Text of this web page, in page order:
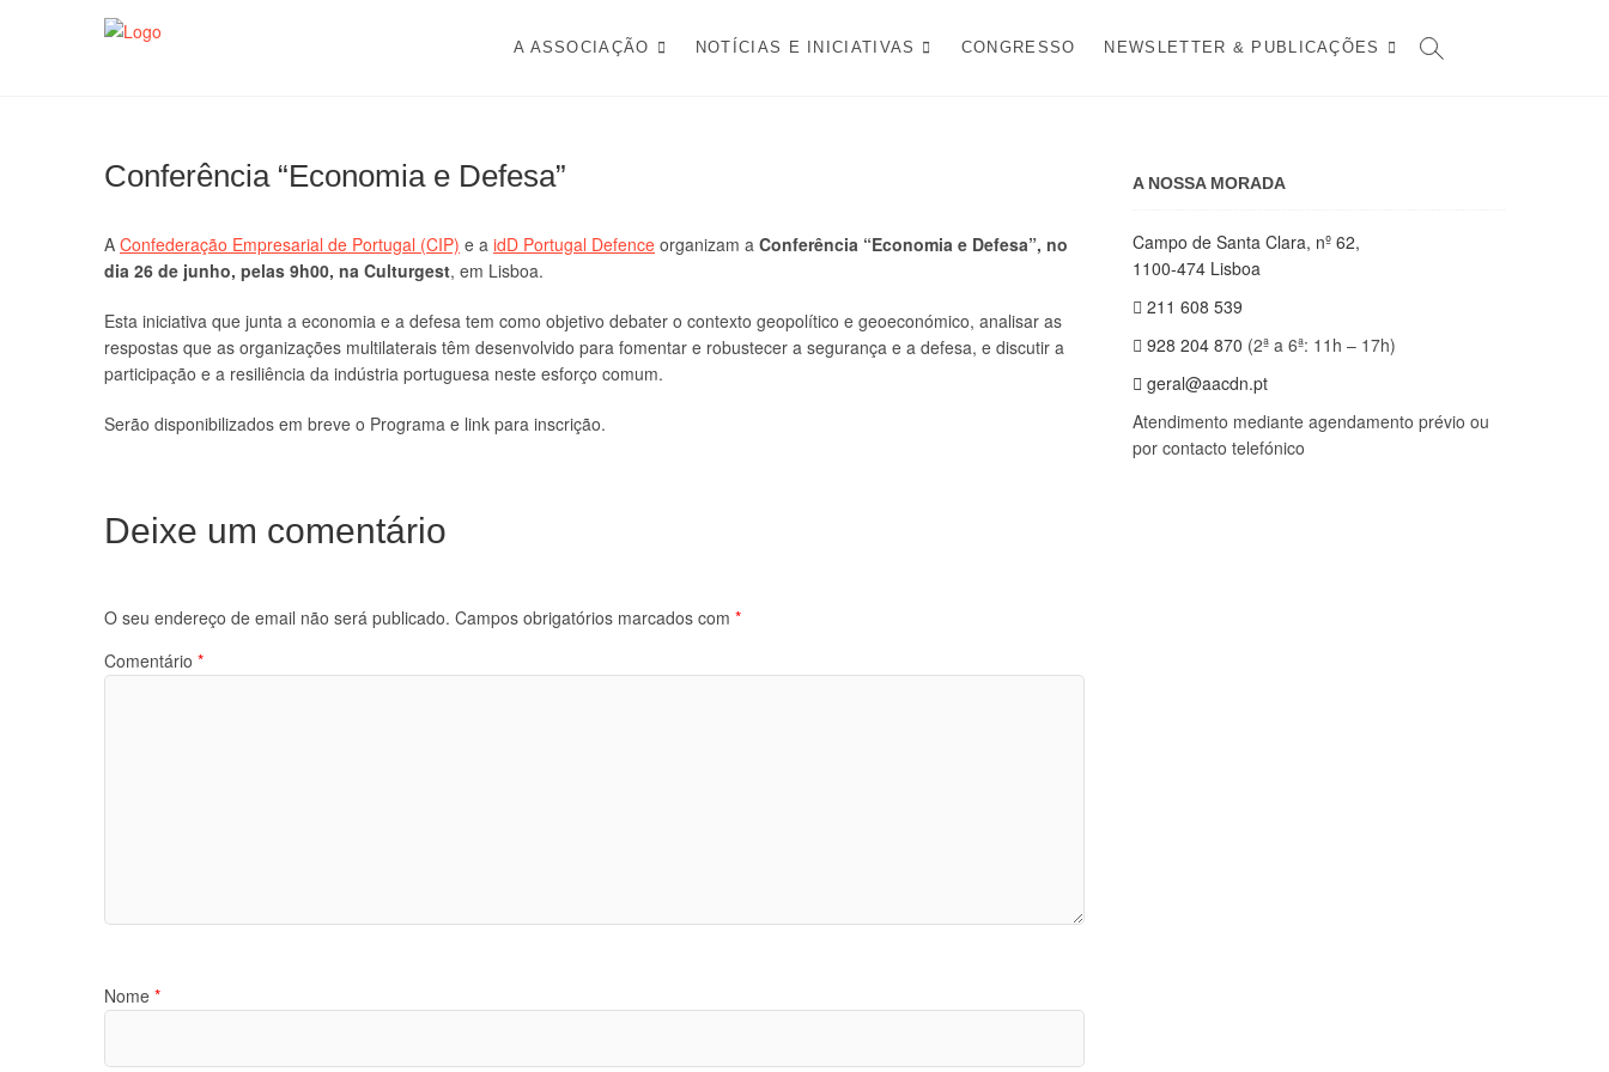
A ASSOCIAÇÃO NOTÍCIAS E INICIATIVAS CONGRESSO NEWSLETTER & PUBLICAÇÕES
Conferência “Economia e Defesa”
A Confederação Empresarial de Portugal (CIP) e a idD Portugal Defence organizam a Conferência “Economia e Defesa”, no
dia 26 de junho, pelas 9h00, na Culturgest, em Lisboa.
Esta iniciativa que junta a economia e a defesa tem como objetivo debater o contexto geopolítico e geoeconómico, analisar as
respostas que as organizações multilaterais têm desenvolvido para fomentar e robustecer a segurança e a defesa, e discutir a
participação e a resiliência da indústria portuguesa neste esforço comum.
Serão disponibilizados em breve o Programa e link para inscrição.
Deixe um comentário
O seu endereço de email não será publicado. Campos obrigatórios marcados com *
Comentário *
Nome *
A NOSSA MORADA
Campo de Santa Clara, nº 62,
1100-474 Lisboa
211 608 539
928 204 870 (2ª a 6ª: 11h – 17h)
geral@aacdn.pt
Atendimento mediante agendamento prévio ou
por contacto telefónico